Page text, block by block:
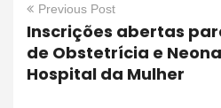
Previous Post
Inscrições abertas
de Obstetrícia e
Hospital da Mulher